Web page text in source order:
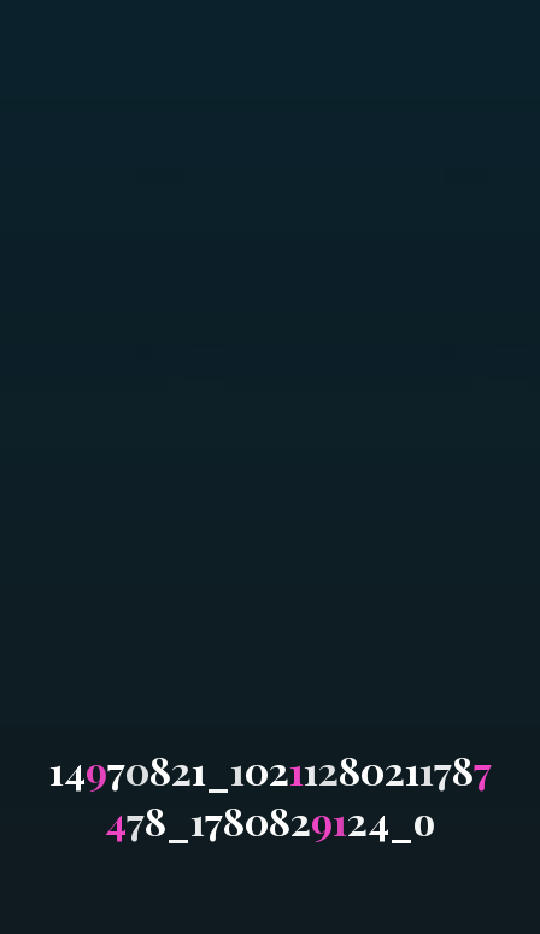
14970821 10211280211787
478 1780829124 o